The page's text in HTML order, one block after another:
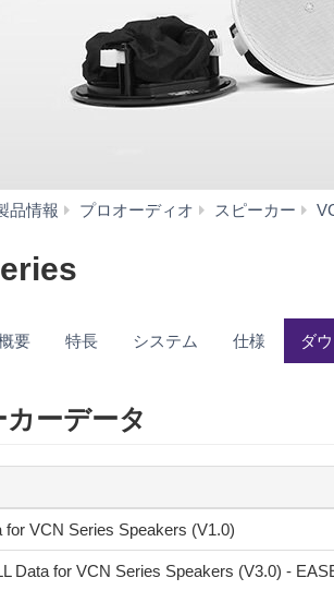
品情報 プロオーディオ スピーカー
要 特長 システム 仕様 ダ
カーデータ
for VCN Series Speakers (V1.0)
Data for VCN Series Speakers (V3.0) -